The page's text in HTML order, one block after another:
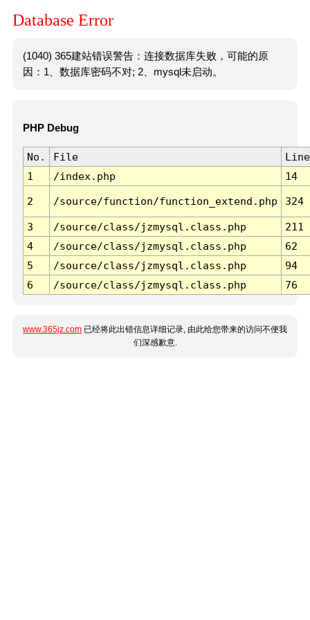
Database Error
(1040) 365建站错误警告：连接数据库失败，可能的原
因：1、数据库密码不对; 2、mysql未启动。
PHP Debug
No. File
Line
1
/index.php 14
2 /source/function/function_extend.php 324
3 /source/class/jzmysql.class.php
211
4
/source/class/jzmysql.class.php
62
5
/source/class/jzmysql.class.php
94
6
/source/class/jzmysql.class.php 76
www.365jz.com 已经将此出错信息详细记录, 由此给您带来的访问不便我
们深感歉意.